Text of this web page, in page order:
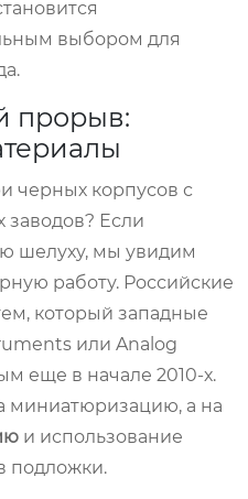
выбором для
прорыв:
черных корпусов с
заводов? Если
шелуху, мы увидим
работу. Российские
который западные
или Analog
еще в начале 2010-х.
миниатюризацию, а на
и использование
подложки.